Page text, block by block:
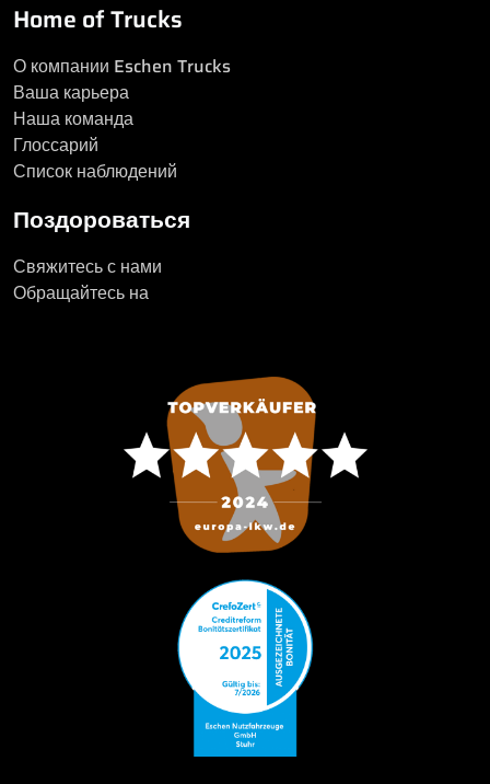
Home of Trucks
О компании Eschen Trucks
Ваша карьера
Наша команда
Глоссарий
Список наблюдений
Поздороваться
Свяжитесь с нами
Обращайтесь на